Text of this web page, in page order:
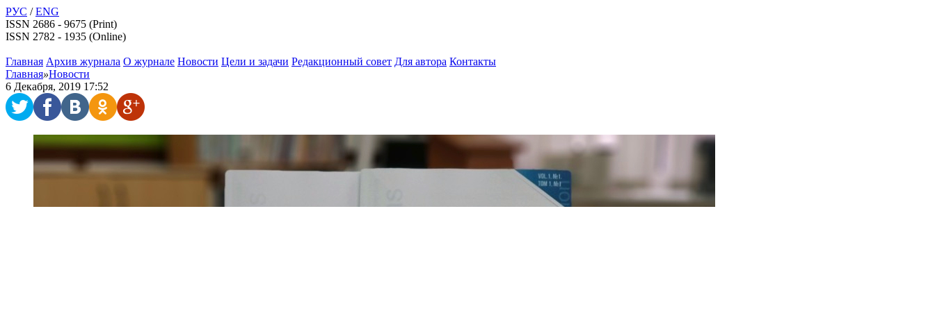
РУС /ENG
ISSN 2686 - 9675 (Print)
ISSN 2782 - 1935 (Online)
Главная Архив журнала О журнале Новости Цели и задачи Редакционный совет Для автора Контакты
Главная»Новости
6 Декабря, 2019 17:52